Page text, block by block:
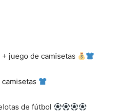
juego de camisetas
de fútbol